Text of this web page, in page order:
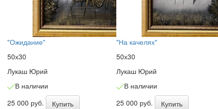
"Ожидание"
50х30
Лукаш Юрий
В наличии
25 000 руб.
Купить
"На качелях"
50х30
Лукаш Юрий
В наличии
25 000 руб.
Купить